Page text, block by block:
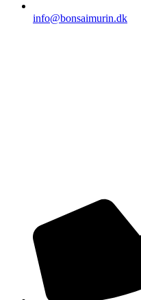
info@bonsaimurin.dk